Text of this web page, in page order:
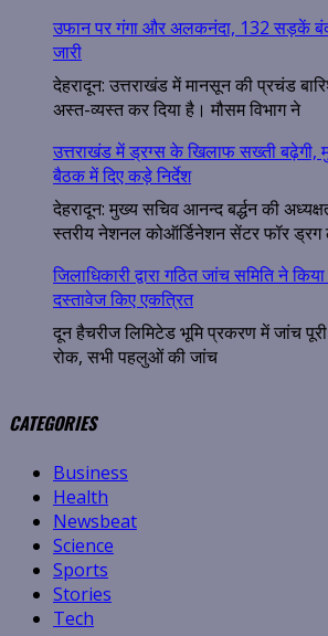
उफान पर गंगा और अलकनंदा, 132 सड़कें
जारी
देहरादून: उत्तराखंड में मानसून की प्रचंड
अस्त-व्यस्त कर दिया है। मौसम विभाग ने
उत्तराखंड में ड्रग्स के खिलाफ सख्ती
बैठक में दिए कड़े निर्देश
देहरादून: मुख्य सचिव आनन्द बर्द्धन की
स्तरीय नेशनल कोऑर्डिनेशन सेंटर फॉर ड्रग
जिलाधिकारी द्वारा गठित जांच समिति ने
दस्तावेज किए एकत्रित
दून हैचरीज लिमिटेड भूमि प्रकरण में जांच पूरी
रोक, सभी पहलुओं की जांच
CATEGORIES
Business
Health
Newsbeat
Science
Sports
Stories
Tech